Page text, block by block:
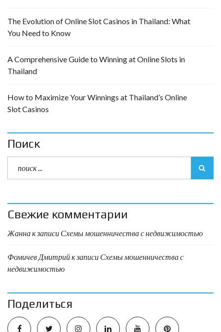
The Evolution of Online Slot Casinos in Thailand: What
You Need to Know
A Comprehensive Guide to Winning at Online Slots in
Thailand
How to Maximize Your Winnings at Thailand’s Online
Slot Casinos
Поиск
Свежие комментарии
Жаннак записи Схемы мошенничества с недвижимостью
Фомичев Дмитрийк записи Схемы мошенничества с
недвижимостью
Поделиться